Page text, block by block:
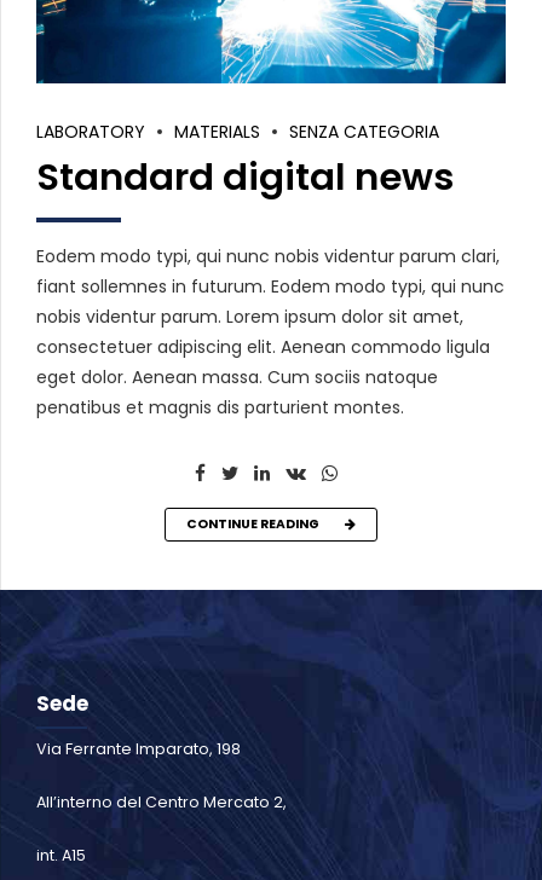
LABORATORY MATERIALS SENZA CATEGORIA
Standard digital news
Eodem modo typi, qui nunc nobis videntur parum clari,
fiant sollemnes in futurum. Eodem modo typi, qui nunc
nobis videntur parum. Lorem ipsum dolor sit amet,
consectetuer adipiscing elit. Aenean commodo ligula
eget dolor. Aenean massa. Cum sociis natoque
penatibus et magnis dis parturient montes.
CONTINUE READING
Sede
Via Ferrante Imparato, 198
All’interno del Centro Mercato 2,
int. A15